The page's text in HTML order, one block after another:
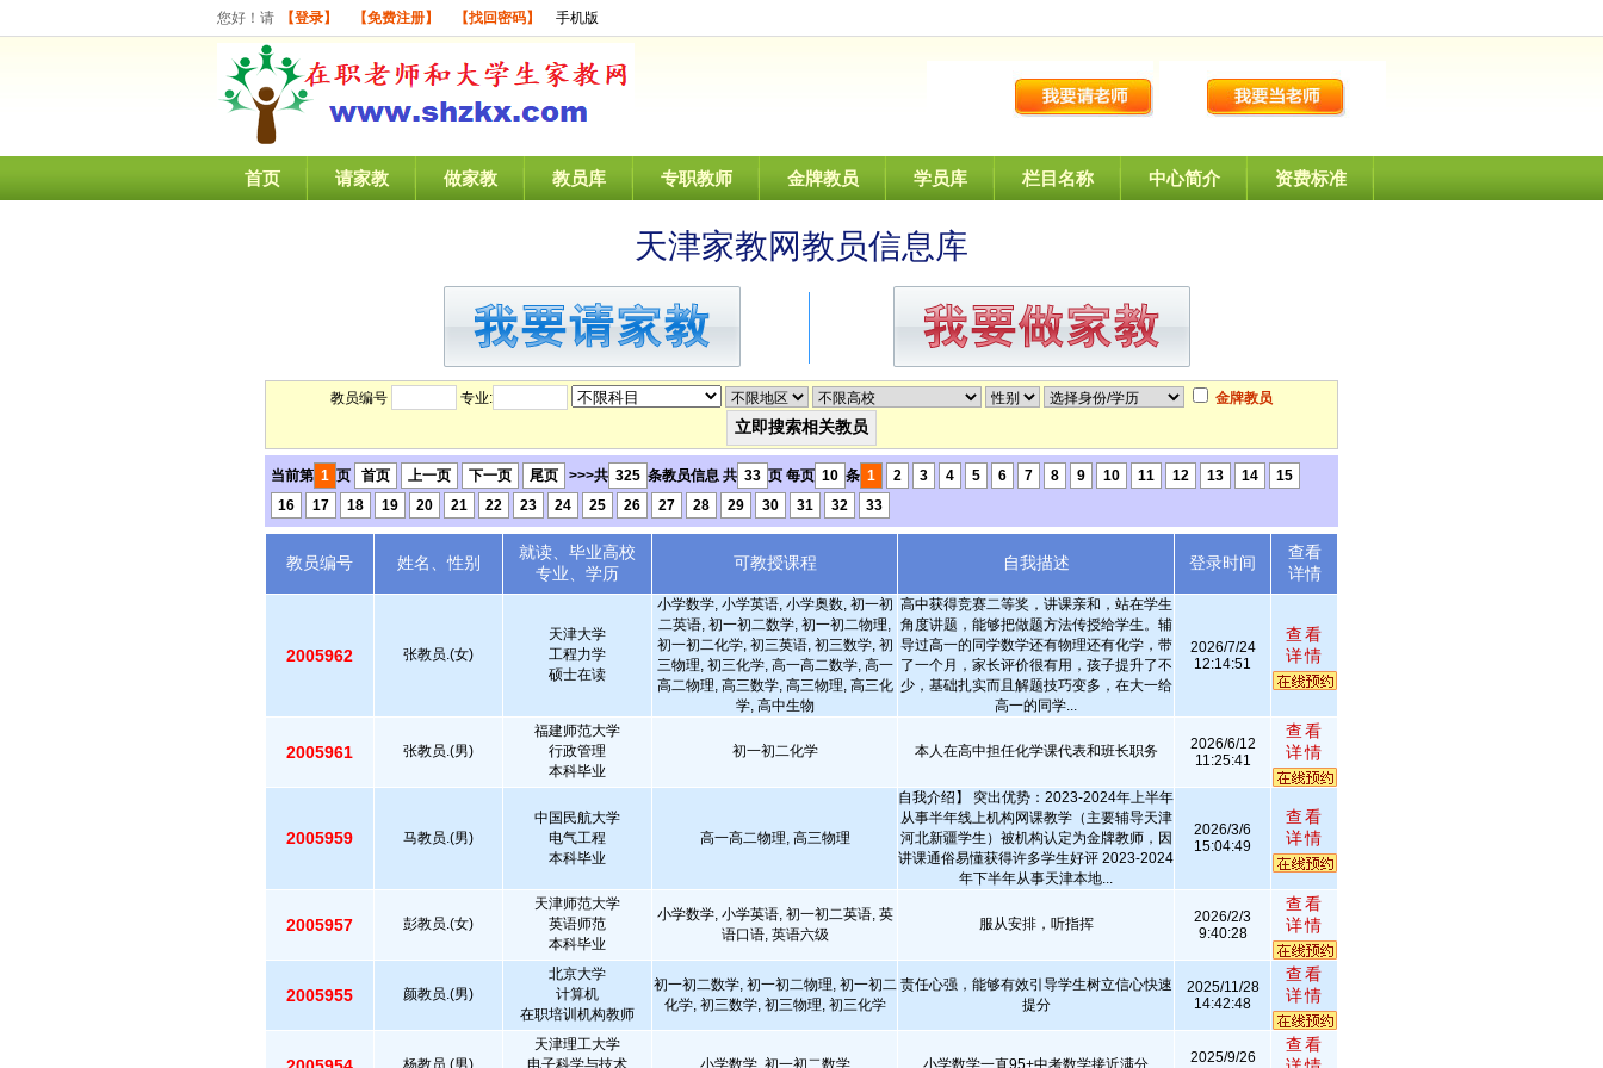
您好！请 【登录】 【免费注册】 【找回密码】 手机版
首页 请家教 做家教 教员库 专职教师 金牌教员 学员库 栏目名称 中心简介 资费标准
天津家教网教员信息库
教员编号 专业: 金牌教员
当前第 1 页 首页 上一页 下一页 尾页 >>>共 325 条教员信息 共 33 页 每页 10 条 1 2 3 4 5 6 7 8 9 10 11 12 13 14
15
16
17 18 19 20 21 22 23 24 25 26 27 28 29 30 31 32 33
教员编号 姓名、性别
就读、毕业高校
专业、学历
可教授课程 自我描述 登录时间
查看
详情
2005962 张教员.(女)
天津大学
工程力学
硕士在读
小学数学, 小学英语, 小学奥数, 初一初
二英语, 初一初二数学, 初一初二物理,
初一初二化学, 初三英语, 初三数学, 初
三物理, 初三化学, 高一高二数学, 高一
高二物理, 高三数学, 高三物理, 高三化
学, 高中生物
高中获得竞赛二等奖，讲课亲和，站在学生
角度讲题，能够把做题方法传授给学生。辅
导过高一的同学数学还有物理还有化学，带
了一个月，家长评价很有用，孩子提升了不
少，基础扎实而且解题技巧变多，在大一给
高一的同学...
2026/7/24
12:14:51
查看
详情
2005961 张教员.(男)
福建师范大学
行政管理
本科毕业
初一初二化学 本人在高中担任化学课代表和班长职务
2026/6/12
11:25:41
查看
详情
2005959 马教员.(男)
中国民航大学
电气工程
本科毕业
高一高二物理, 高三物理
自我介绍】 突出优势：2023-2024年上半年
从事半年线上机构网课教学（主要辅导天津
河北新疆学生）被机构认定为金牌教师，因
讲课通俗易懂获得许多学生好评 2023-2024
年下半年从事天津本地...
2026/3/6
15:04:49
查看
详情
2005957 彭教员.(女)
天津师范大学
英语师范
本科毕业
小学数学, 小学英语, 初一初二英语, 英
语口语, 英语六级
服从安排，听指挥
2026/2/3
9:40:28
查看
详情
2005955 颜教员.(男)
北京大学
计算机
在职培训机构教师
初一初二数学, 初一初二物理, 初一初二
化学, 初三数学, 初三物理, 初三化学
责任心强，能够有效引导学生树立信心快速
提分
2025/11/28
14:42:48
查看
详情
杨教员.(男)
天津理工大学
电子科学与技术
小学数学, 初一初二数学 小学数学一直95+中考数学接近满分
2025/9/26
查看